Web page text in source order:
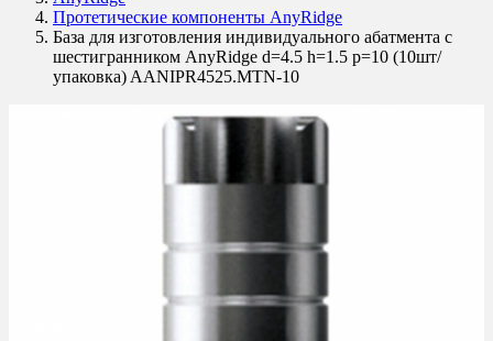
Протетические компоненты AnyRidge
База для изготовления индивидуального абатмента с
шестигранником AnyRidge d=4.5 h=1.5 p=10 (10шт/
упаковка) AANIPR4525.MTN-10